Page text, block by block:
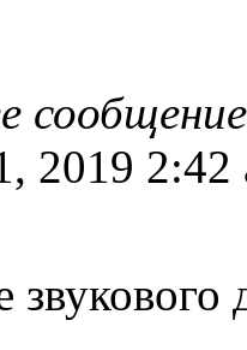
сообщение
2019 2:42
звукового